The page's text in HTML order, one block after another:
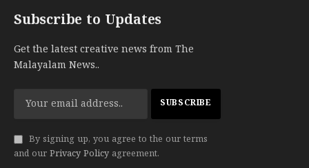
Subscribe to Updates
Get the latest creative news from The
Malayalam News..
By signing up, you agree to the our terms
and our Privacy Policy agreement.